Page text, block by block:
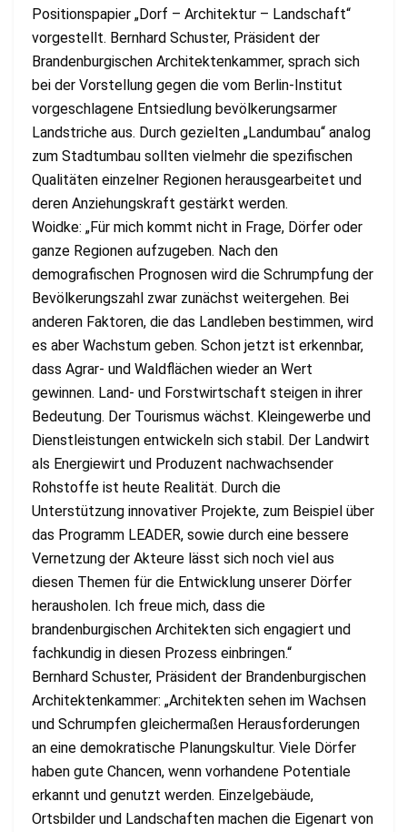
Positionspapier „Dorf – Architektur – Landschaft“
vorgestellt. Bernhard Schuster, Präsident der
Brandenburgischen Architektenkammer, sprach sich
bei der Vorstellung gegen die vom Berlin-Institut
vorgeschlagene Entsiedlung bevölkerungsarmer
Landstriche aus. Durch gezielten „Landumbau“ analog
zum Stadtumbau sollten vielmehr die spezifischen
Qualitäten einzelner Regionen herausgearbeitet und
deren Anziehungskraft gestärkt werden.
Woidke: „Für mich kommt nicht in Frage, Dörfer oder
ganze Regionen aufzugeben. Nach den
demografischen Prognosen wird die Schrumpfung der
Bevölkerungszahl zwar zunächst weitergehen. Bei
anderen Faktoren, die das Landleben bestimmen, wird
es aber Wachstum geben. Schon jetzt ist erkennbar,
dass Agrar- und Waldflächen wieder an Wert
gewinnen. Land- und Forstwirtschaft steigen in ihrer
Bedeutung. Der Tourismus wächst. Kleingewerbe und
Dienstleistungen entwickeln sich stabil. Der Landwirt
als Energiewirt und Produzent nachwachsender
Rohstoffe ist heute Realität. Durch die
Unterstützung innovativer Projekte, zum Beispiel über
das Programm LEADER, sowie durch eine bessere
Vernetzung der Akteure lässt sich noch viel aus
diesen Themen für die Entwicklung unserer Dörfer
herausholen. Ich freue mich, dass die
brandenburgischen Architekten sich engagiert und
fachkundig in diesen Prozess einbringen.“
Bernhard Schuster, Präsident der Brandenburgischen
Architektenkammer: „Architekten sehen im Wachsen
und Schrumpfen gleichermaßen Herausforderungen
an eine demokratische Planungskultur. Viele Dörfer
haben gute Chancen, wenn vorhandene Potentiale
erkannt und genutzt werden. Einzelgebäude,
Ortsbilder und Landschaften machen die Eigenart von